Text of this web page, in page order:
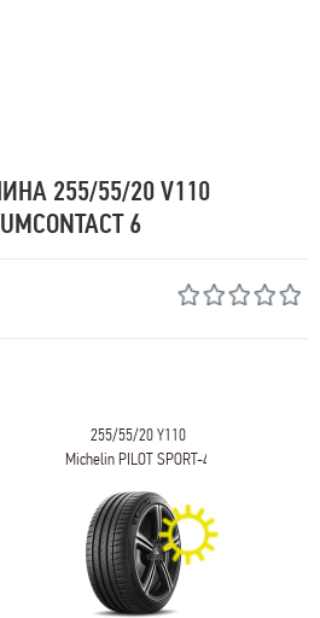
255/55/20 V110
6
255/55/20 Y110
Michelin PILOT SPORT-4